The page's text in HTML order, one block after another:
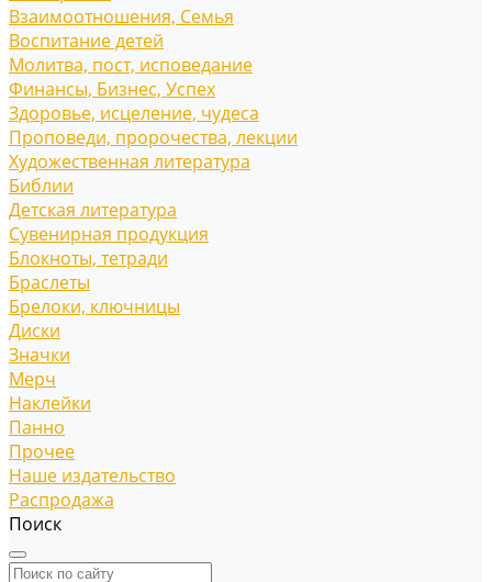
Взаимоотношения, Cемья
Воспитание детей
Молитва, пост, исповедание
Финансы, Бизнес, Успех
Здоровье, исцеление, чудеса
Проповеди, пророчества, лекции
Художественная литература
Библии
Детская литература
Сувенирная продукция
Блокноты, тетради
Браслеты
Брелоки, ключницы
Диски
Значки
Мерч
Наклейки
Панно
Прочее
Наше издательство
Распродажа
Поиск